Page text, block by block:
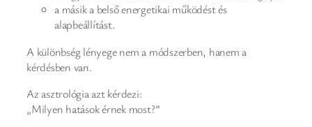
a másik a belső energetikai működést és
alapbeállítást.
A különbség lényege nem a módszerben, hanem a
kérdésben van.
Az asztrológia azt kérdezi:
„Milyen hatások érnek most?”